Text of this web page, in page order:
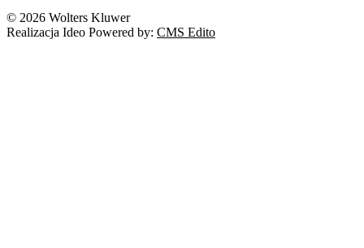
© 2026 Wolters Kluwer
Realizacja Ideo Powered by: CMS Edito